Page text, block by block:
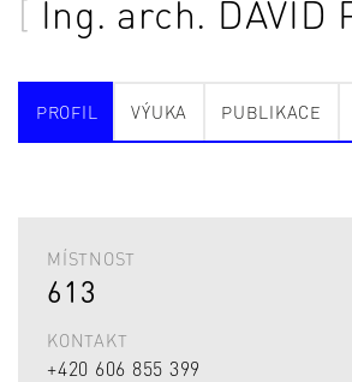
Ing. arch. DAVID
PROFIL VÝUKA PUBLIKACE
MÍSTNOST
613
KONTAKT
+420 606 855 399